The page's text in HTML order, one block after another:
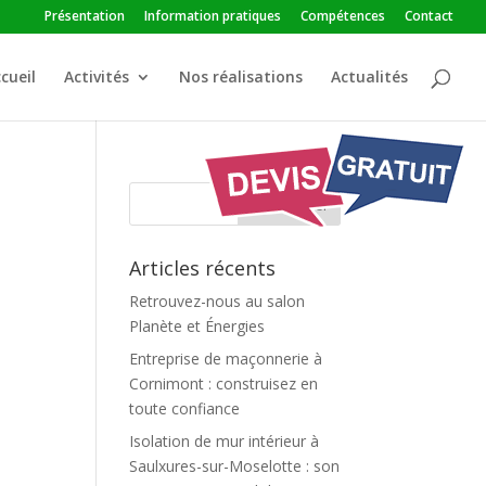
Présentation Information pratiques Compétences Contact
Activités Nos réalisations Actualités
Articles récents
Retrouvez-nous au salon
Planète et Énergies
Entreprise de maçonnerie à
Cornimont : construisez en
toute confiance
Isolation de mur intérieur à
Saulxures-sur-Moselotte : son